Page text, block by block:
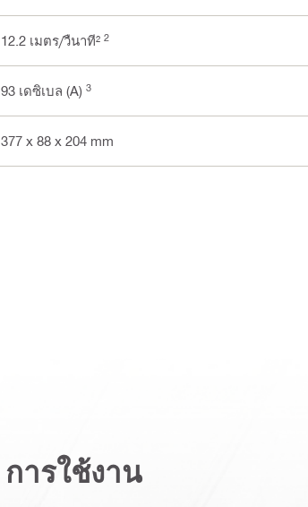
12.2 เมตร/วืนาที² 2
93 เดซิเบล (A) 3
377 x 88 x 204 mm
การใช้งาน